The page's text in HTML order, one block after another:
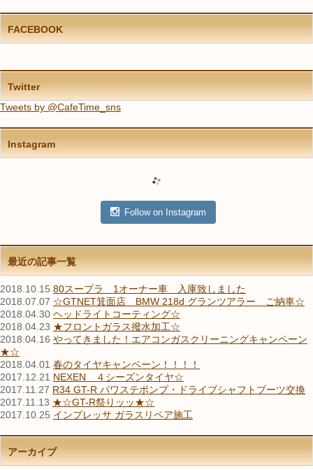
FACEBOOK
Twitter
Tweets by @CafeTime_sns
Instagram
Follow on Instagram
最近の記事一覧
2018.10.15 80スープラ 1オーナー車 入庫致しました
2018.07.07 ☆GTNET箕面店 BMW 218d グランツアラー ご納車☆
2018.04.30 ヘッドライトコーティング☆
2018.04.23 ★フロントガラス撥水加工☆
2018.04.16 やってきました！エアコンガスクリーニングキャンペーン
★☆
2018.04.01 春のタイヤキャンペーン！！！！
2017.12.21 NEXEN ４シーズンタイヤ☆
2017.11.27 R34 GT-R パワステポンプ・ドライブシャフトブーツ交換
2017.11.13 ★☆GT-R祭りッッ★☆
2017.10.25 インプレッサ ガラスリペア施工
アーカイブ